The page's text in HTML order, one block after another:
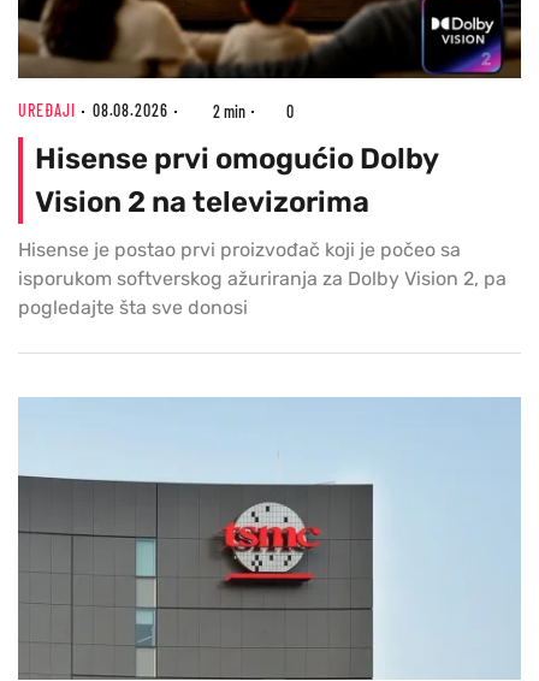
UREĐAJI 08.08.2026 2 min 0
Hisense prvi omogućio Dolby
Vision 2 na televizorima
Hisense je postao prvi proizvođač koji je počeo sa
isporukom softverskog ažuriranja za Dolby Vision 2, pa
pogledajte šta sve donosi